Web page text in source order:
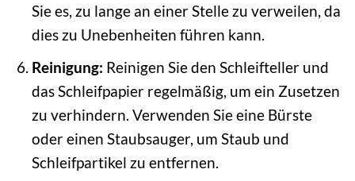
Sie es, zu lange an einer Stelle zu verweilen, da
dies zu Unebenheiten führen kann.
Reinigung: Reinigen Sie den Schleifteller und
das Schleifpapier regelmäßig, um ein Zusetzen
zu verhindern. Verwenden Sie eine Bürste
oder einen Staubsauger, um Staub und
Schleifpartikel zu entfernen.